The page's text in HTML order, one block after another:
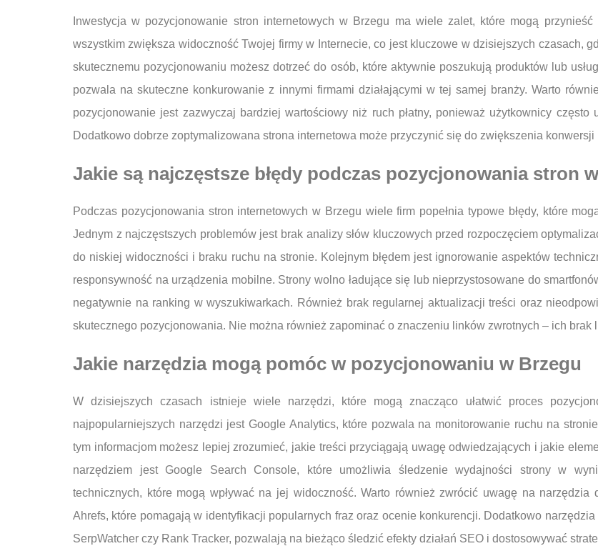
Inwestycja w pozycjonowanie stron internetowych w Brzegu ma wiele zalet, które mogą
wszystkim zwiększa widoczność Twojej firmy w Internecie, co jest kluczowe w dzisiejszych czasach,
skutecznemu pozycjonowaniu możesz dotrzeć do osób, które aktywnie poszukują produktów lub
pozwala na skuteczne konkurowanie z innymi firmami działającymi w tej samej branży. Warto
pozycjonowanie jest zazwyczaj bardziej wartościowy niż ruch płatny, ponieważ użytkownicy
Dodatkowo dobrze zoptymalizowana strona internetowa może przyczynić się do zwiększenia konwersji
Jakie są najczęstsze błędy podczas pozycjonowania stron
Podczas pozycjonowania stron internetowych w Brzegu wiele firm popełnia typowe błędy, które
Jednym z najczęstszych problemów jest brak analizy słów kluczowych przed rozpoczęciem
do niskiej widoczności i braku ruchu na stronie. Kolejnym błędem jest ignorowanie aspektów
responsywność na urządzenia mobilne. Strony wolno ładujące się lub nieprzystosowane do
negatywnie na ranking w wyszukiwarkach. Również brak regularnej aktualizacji treści oraz
skutecznego pozycjonowania. Nie można również zapominać o znaczeniu linków zwrotnych – ich brak
Jakie narzędzia mogą pomóc w pozycjonowaniu w Brzegu
W dzisiejszych czasach istnieje wiele narzędzi, które mogą znacząco ułatwić proces
najpopularniejszych narzędzi jest Google Analytics, które pozwala na monitorowanie ruchu na
tym informacjom możesz lepiej zrozumieć, jakie treści przyciągają uwagę odwiedzających i jakie
narzędziem jest Google Search Console, które umożliwia śledzenie wydajności strony w
technicznych, które mogą wpływać na jej widoczność. Warto również zwrócić uwagę na
Ahrefs, które pomagają w identyfikacji popularnych fraz oraz ocenie konkurencji. Dodatkowo
SerpWatcher czy Rank Tracker, pozwalają na bieżąco śledzić efekty działań SEO i dostosowywać